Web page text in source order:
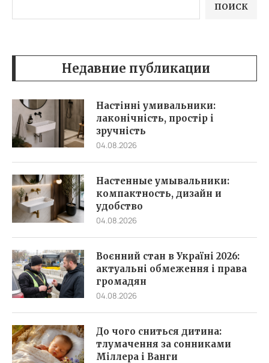
ПОИСК
Недавние публикации
Настінні умивальники:
лаконічність, простір і
зручність
04.08.2026
Настенные умывальники:
компактность, дизайн и
удобство
04.08.2026
Воєнний стан в Україні 2026:
актуальні обмеження і права
громадян
04.08.2026
До чого сниться дитина:
тлумачення за сонниками
Міллера і Ванги